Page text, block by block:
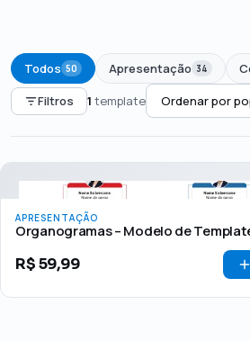
Todos 50 Apresentação 34
Filtros 1 template
PREÇO
Todos Até R$50 R$50 – R$100
OFERTA 🏷 Em promoção
APRESENTAÇÃO
Organogramas – Modelo de
R$59,99